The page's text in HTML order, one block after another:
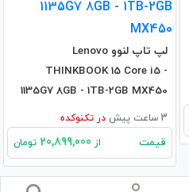
لپ تاپ لنوو Lenovo
THINKBOOK 15 Core i5 -
1135G7 8GB - 1TB-2GB MX450
3 ساعت پیش در تکنوکده
قیمت از تومان